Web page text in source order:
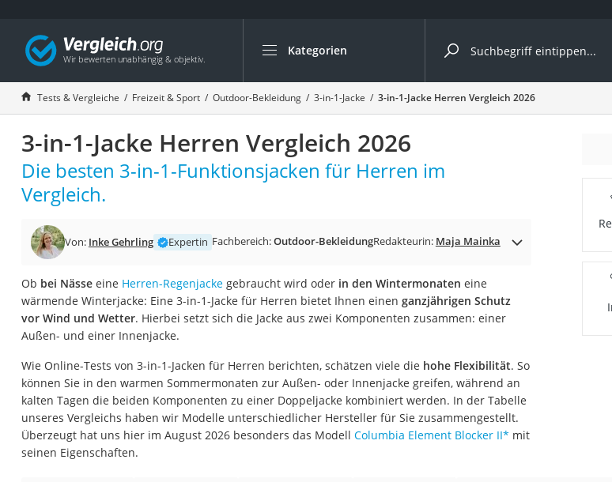
Kategorien
Die beliebtesten Vergleiche nach Kategorie
Freizeit & Sport
Gartentrampolin
Trampolin
Metalldetektor
Eufab-Fahrradträger
Fahrradschloss
Futterboot
Air Bike
Trekkingschuhe Herren
Reisetasche mit Rollen
Klimmzugstation
Koffer
Tests & Vergleiche Freizeit & Sport Outdoor-Bekleidung 3-in-1-Jacke 3-in-1-Jacke Herren Vergleich 2026
3-in-1-Jacke Herren Vergleich 2026
Die besten 3-in-1-Funktionsjacken für Herren im
Vergleich.
Von: Inke Gehrling Expertin Fachbereich:Outdoor-BekleidungRedakteurin: Maja Mainka
Ob bei Nässeeine Herren-Regenjackegebraucht wird oder in den Wintermonaten eine
wärmende Winterjacke: Eine 3-in-1-Jacke für Herren bietet Ihnen einen ganzjährigen Schutz
vor Wind und Wetter. Hierbei setzt sich die Jacke aus zwei Komponenten zusammen: einer
Außen- und einer Innenjacke.
Wie Online-Tests von 3-in-1-Jacken für Herren berichten, schätzen viele die hohe Flexibilität. So
können Sie in den warmen Sommermonaten zur Außen- oder Innenjacke greifen, während an
kalten Tagen die beiden Komponenten zu einer Doppeljacke kombiniert werden. In der Tabelle
unseres Vergleichs haben wir Modelle unterschiedlicher Hersteller für Sie zusammengestellt.
Überzeugt hat uns hier im August 2026 besonders das Modell Columbia Element Blocker II* mit
seinen Eigenschaften.